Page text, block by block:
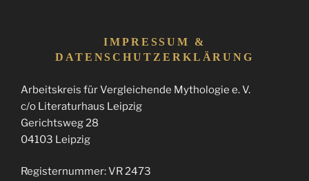
IMPRESSUM &
DATENSCHUTZERKLÄRUNG
Arbeitskreis für Vergleichende Mythologie e. V.
c/o Literaturhaus Leipzig
Gerichtsweg 28
04103 Leipzig
Registernummer: VR 2473